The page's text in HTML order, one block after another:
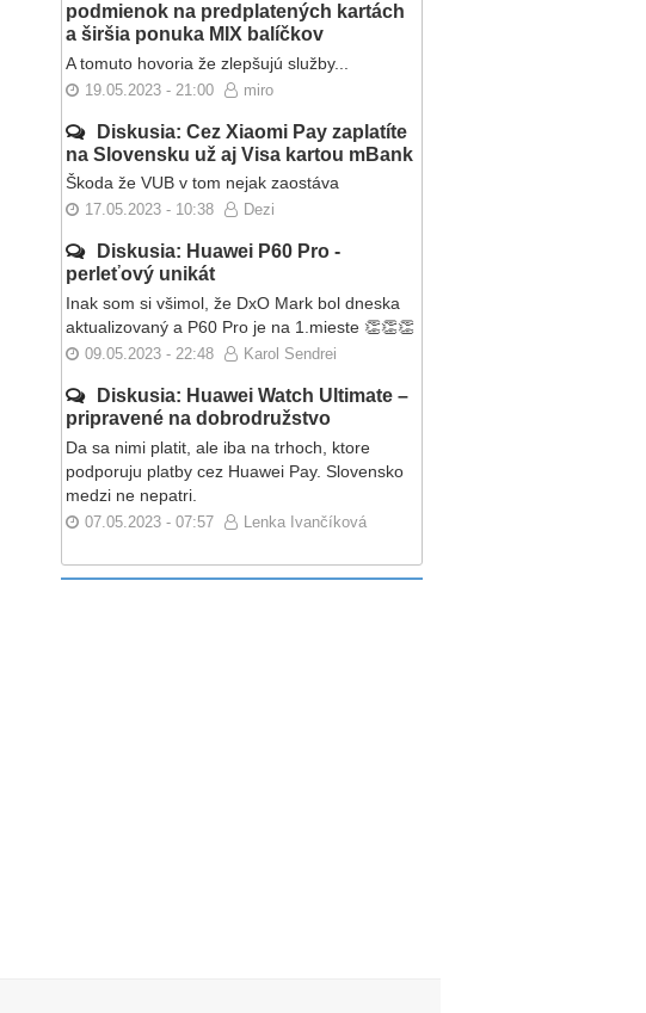
podmienok na predplatených kartách
a širšia ponuka MIX balíčkov
A tomuto hovoria že zlepšujú služby...
19.05.2023 - 21:00 miro
Diskusia: Cez Xiaomi Pay zaplatíte
na Slovensku už aj Visa kartou mBank
Škoda že VUB v tom nejak zaostáva
17.05.2023 - 10:38 Dezi
Diskusia: Huawei P60 Pro -
perleťový unikát
Inak som si všimol, že DxO Mark bol dneska
aktualizovaný a P60 Pro je na 1.mieste 👏👏👏
09.05.2023 - 22:48 Karol Sendrei
Diskusia: Huawei Watch Ultimate –
pripravené na dobrodružstvo
Da sa nimi platit, ale iba na trhoch, ktore
podporuju platby cez Huawei Pay. Slovensko
medzi ne nepatri.
07.05.2023 - 07:57 Lenka Ivančíková